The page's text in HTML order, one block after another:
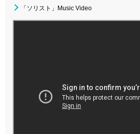
「ソリスト」Music Video